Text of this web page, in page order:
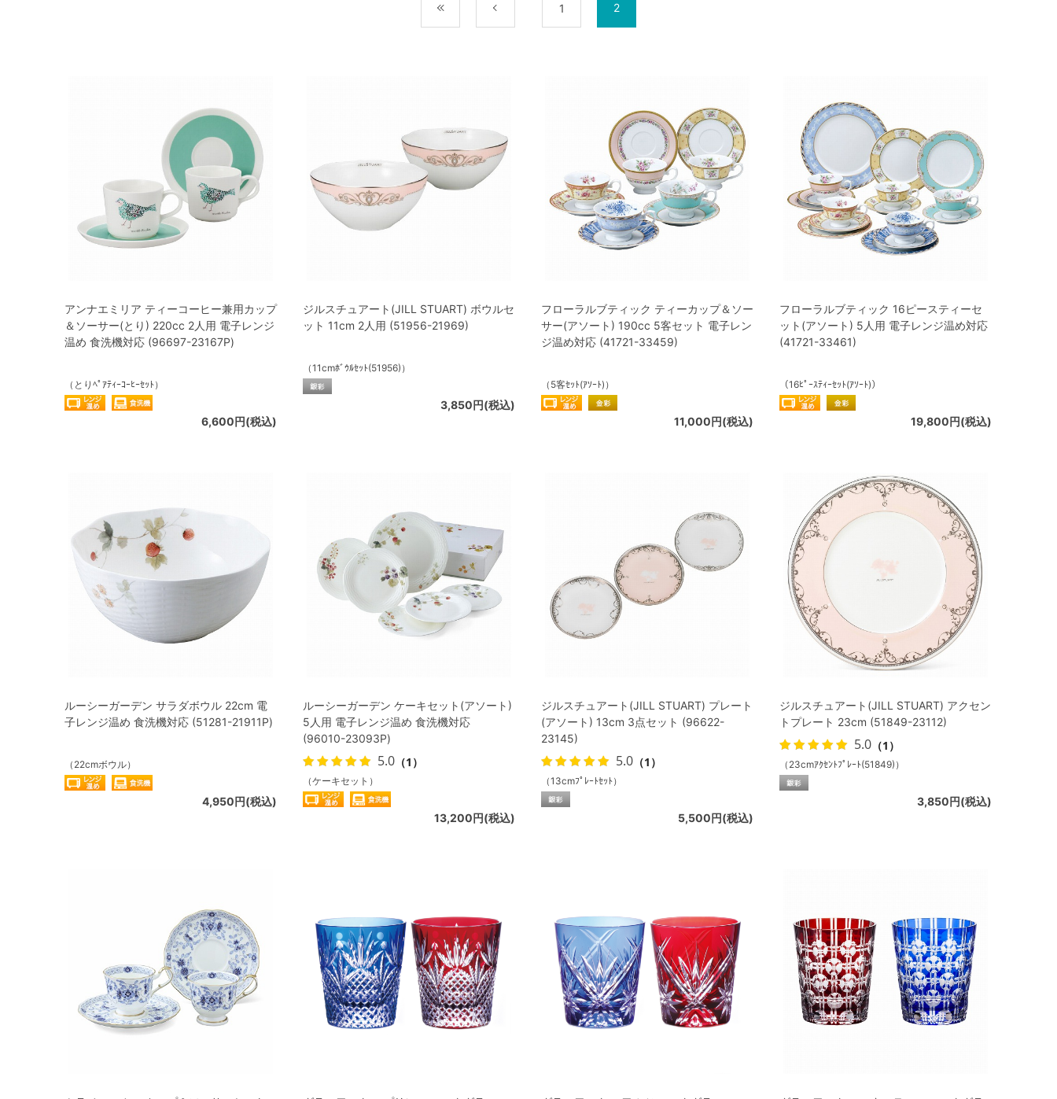
1 2
アンナエミリア ティーコーヒー兼用カップ
＆ソーサー(とり) 220cc 2人用 電子レンジ
温め 食洗機対応 (96697-23167P)
（とりﾍﾟｱﾃｨｰｺｰﾋｰｾｯﾄ）
6,600円(税込)
ジルスチュアート(JILL STUART) ボウルセ
ット 11cm 2人用 (51956-21969)
（11cmﾎﾞｳﾙｾｯﾄ(51956)）
3,850円(税込)
フローラルブティック ティーカップ＆ソー
サー(アソート) 190cc 5客セット 電子レン
ジ温め対応 (41721-33459)
（5客ｾｯﾄ(ｱｿｰﾄ)）
11,000円(税込)
フローラルブティック 16ピースティーセ
ット(アソート) 5人用 電子レンジ温め対応
(41721-33461)
（16ﾋﾟｰｽﾃｨｰｾｯﾄ(ｱｿｰﾄ)）
19,800円(税込)
ルーシーガーデン サラダボウル 22cm 電
子レンジ温め 食洗機対応 (51281-21911P)
（22cmボウル）
4,950円(税込)
ルーシーガーデン ケーキセット(アソート)
5人用 電子レンジ温め 食洗機対応
(96010-23093P)
5.0 （1）
（ケーキセット）
13,200円(税込)
ジルスチュアート(JILL STUART) プレート
(アソート) 13cm 3点セット (96622-
23145)
5.0 （1）
（13cmﾌﾟﾚｰﾄｾｯﾄ）
5,500円(税込)
ジルスチュアート(JILL STUART) アクセン
トプレート 23cm (51849-23112)
5.0 （1）
（23cmｱｸｾﾝﾄﾌﾟﾚｰﾄ(51849)）
3,850円(税込)